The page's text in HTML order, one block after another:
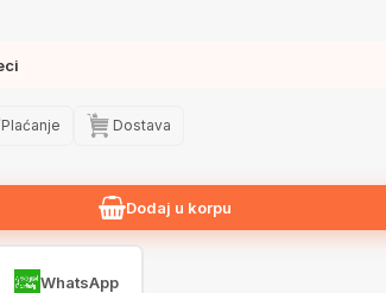
Plaćanje Dostava
Dodaj u korpu
WhatsApp